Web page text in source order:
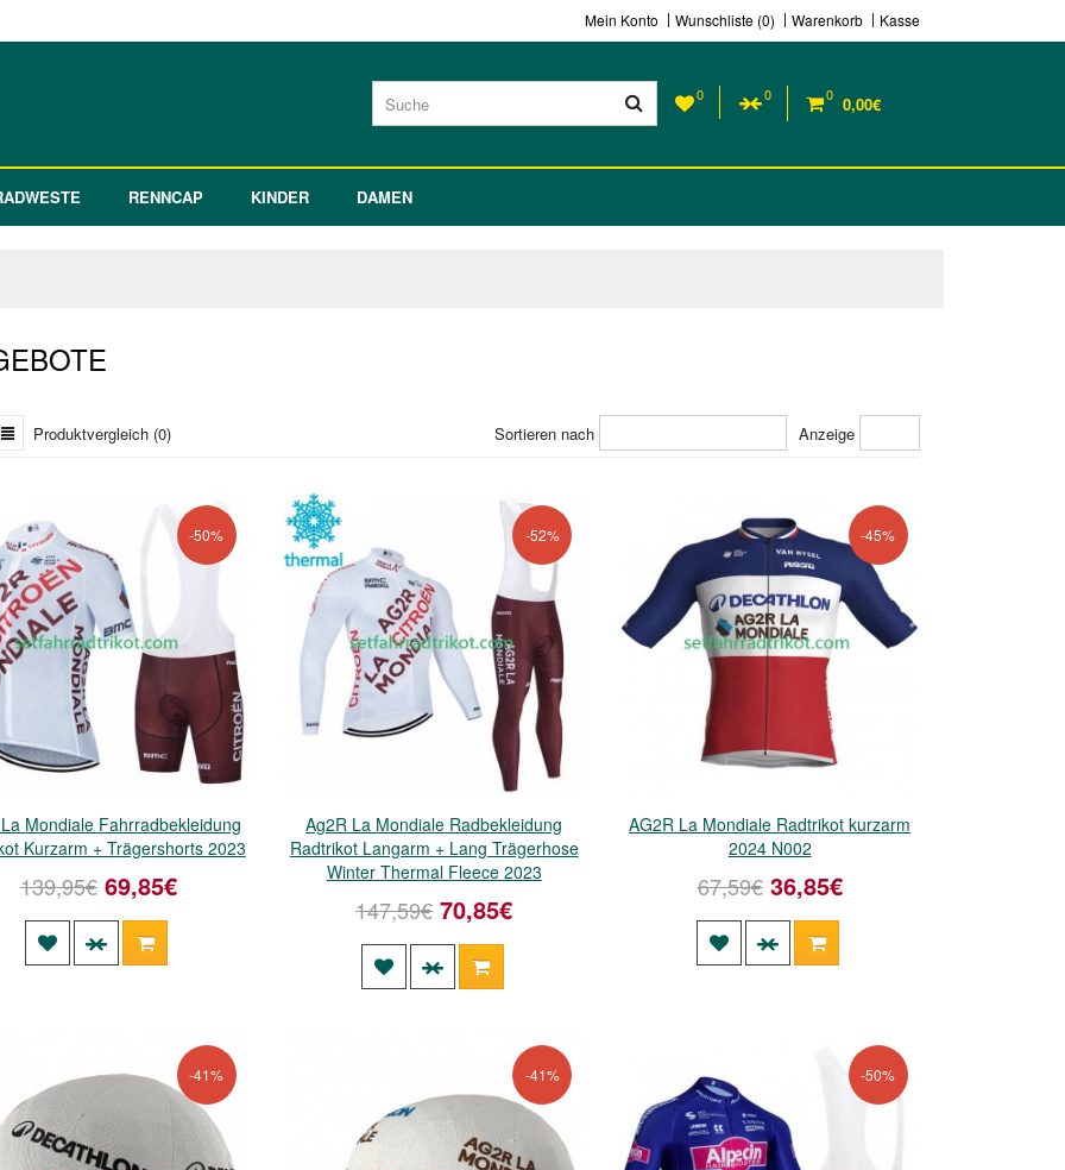
Mein Konto Wunschliste (0) Warenkorb Kasse
0 0 0 0,00€
RENNCAP KINDER DAMEN
Anzeige
Sortieren nach
Produktvergleich (0)
-50%
Mondiale Fahrradbekleidung
Kurzarm + Trägershorts 2023
139,95€ 69,85€
-52%
Ag2R La Mondiale Radbekleidung
Radtrikot Langarm + Lang Trägerhose
Winter Thermal Fleece 2023
147,59€ 70,85€
-45%
AG2R La Mondiale Radtrikot kurzarm
2024 N002
67,59€ 36,85€
-41% -41% -50%